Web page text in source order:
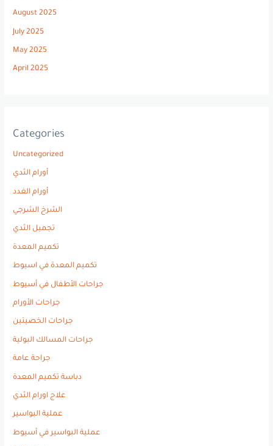
August 2025
July 2025
May 2025
April 2025
Categories
Uncategorized
أورام الثدي
أورام الغدد
الشرخ الشرجي
تجميل الثدي
تكميم المعدة
تكميم المعدة في اسيوط
جراحات الأطفال في أسيوط
جراحات الأورام
جراحات الخصيتين
جراحات المسالك البولية
جراحة عامة
دباسة تكميم المعدة
علاج اورام الثدي
عملية البواسير
عملية البواسير في أسيوط